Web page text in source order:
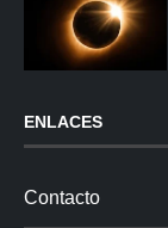
ENLACES
Contacto